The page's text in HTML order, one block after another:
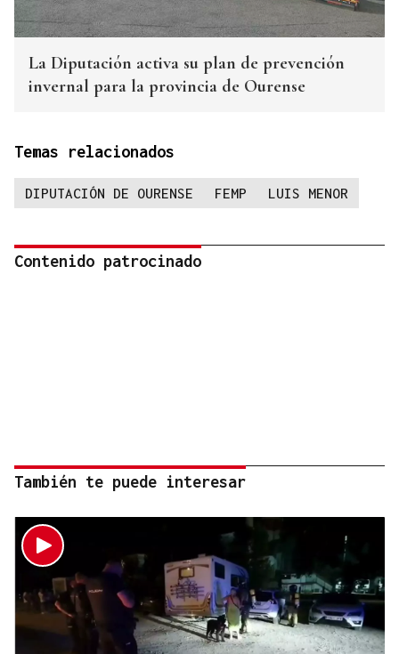
La Diputación activa su plan de prevención
invernal para la provincia de Ourense
Temas relacionados
DIPUTACIÓN DE OURENSE FEMP LUIS MENOR
Contenido patrocinado
También te puede interesar